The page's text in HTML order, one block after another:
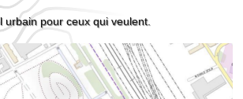
urbain pour ceux qui veulent.